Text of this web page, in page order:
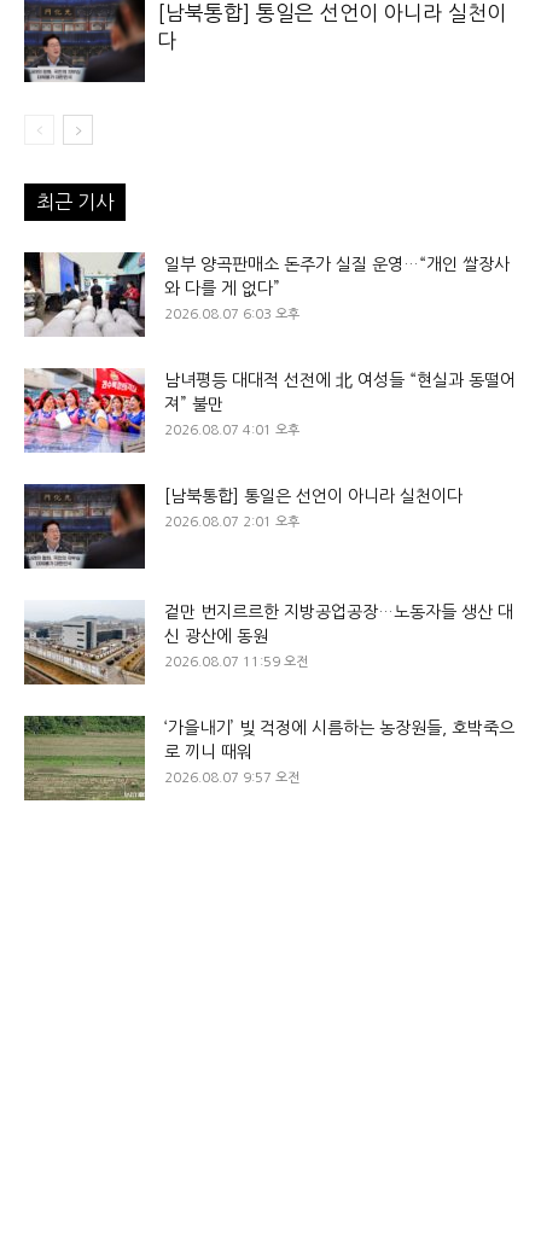
[남북통합] 통일은 선언이 아니라 실천이
다
최근 기사
일부 양곡판매소 돈주가 실질 운영…“개인 쌀장사
와 다를 게 없다”
2026.08.07 6:03 오후
남녀평등 대대적 선전에 北 여성들 “현실과 동떨어
져” 불만
2026.08.07 4:01 오후
[남북통합] 통일은 선언이 아니라 실천이다
2026.08.07 2:01 오후
겉만 번지르르한 지방공업공장…노동자들 생산 대
신 광산에 동원
2026.08.07 11:59 오전
‘가을내기’ 빚 걱정에 시름하는 농장원들, 호박죽으
로 끼니 때워
2026.08.07 9:57 오전